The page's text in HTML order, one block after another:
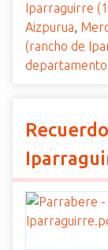
Iparraguirre
Aizpurua,
(rancho de
departamento